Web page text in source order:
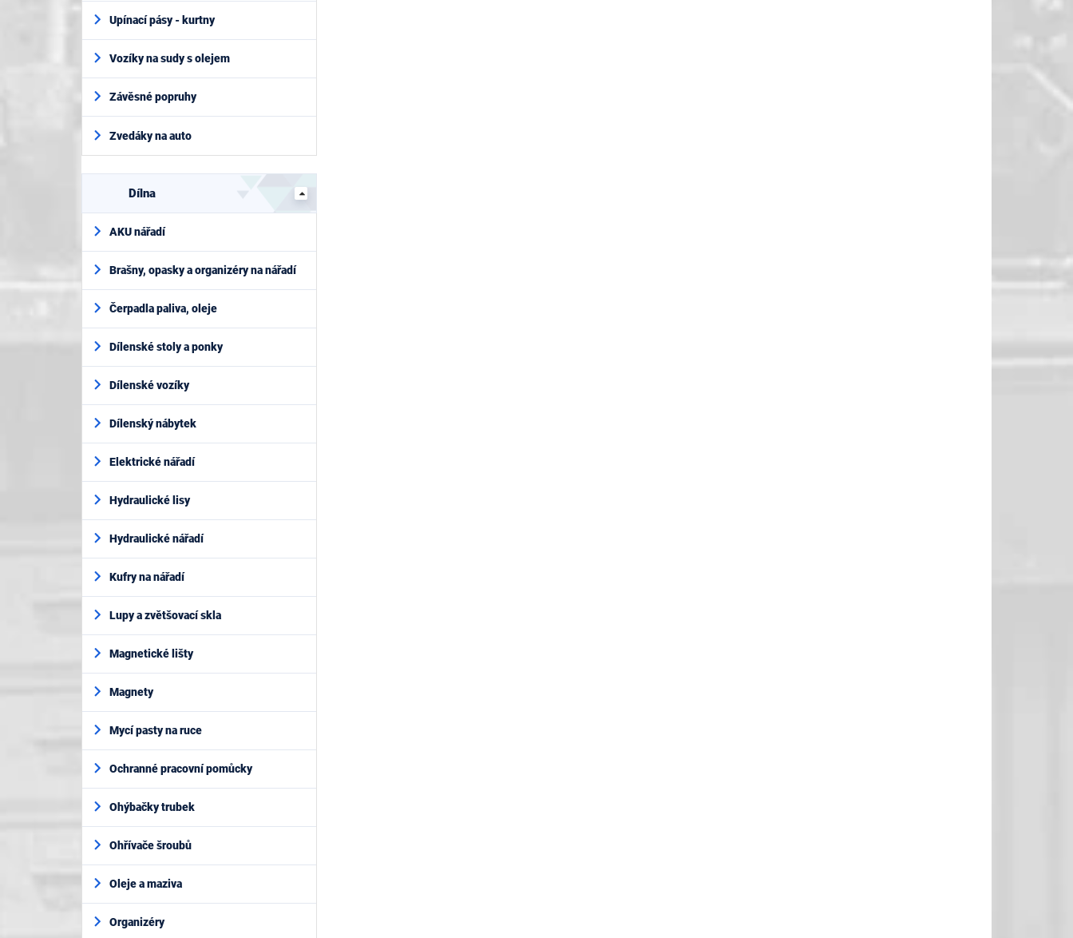
Upínací pásy - kurtny
Vozíky na sudy s olejem
Závěsné popruhy
Zvedáky na auto
Dílna
AKU nářadí
Brašny, opasky a organizéry na nářadí
Čerpadla paliva, oleje
Dílenské stoly a ponky
Dílenské vozíky
Dílenský nábytek
Elektrické nářadí
Hydraulické lisy
Hydraulické nářadí
Kufry na nářadí
Lupy a zvětšovací skla
Magnetické lišty
Magnety
Mycí pasty na ruce
Ochranné pracovní pomůcky
Ohýbačky trubek
Ohřívače šroubů
Oleje a maziva
Organizéry